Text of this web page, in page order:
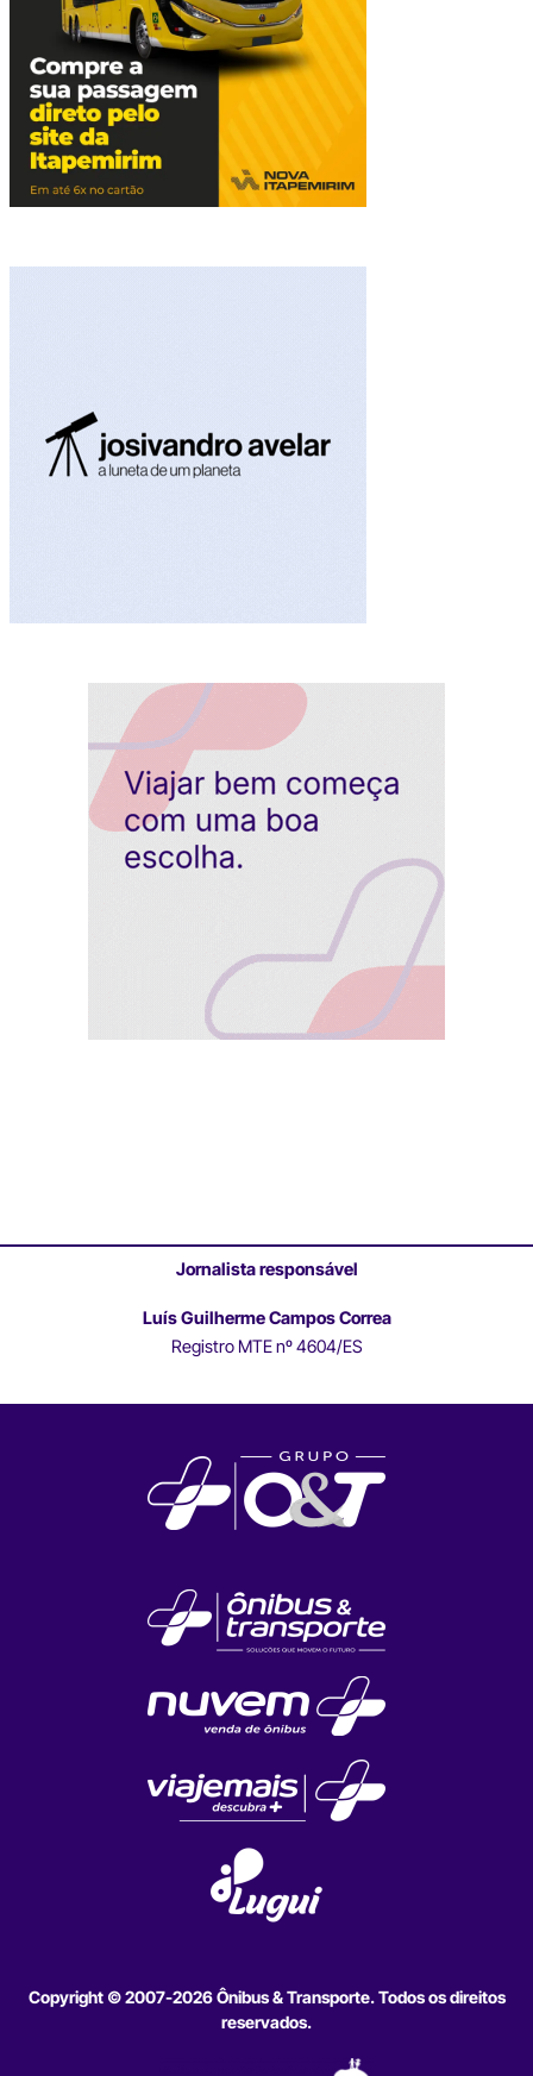
Jornalista responsável
Luís Guilherme Campos Correa
Registro MTE nº 4604/ES
Copyright © 2007-2026 Ônibus & Transporte. Todos os direitos
reservados.